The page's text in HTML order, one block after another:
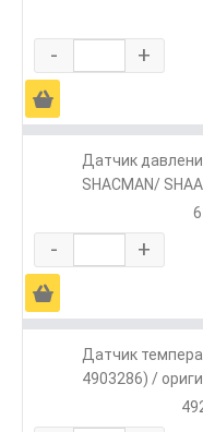
- +
Ä
Датчик
SHACMAN/
- +
Ä
Датчик
4903286) /